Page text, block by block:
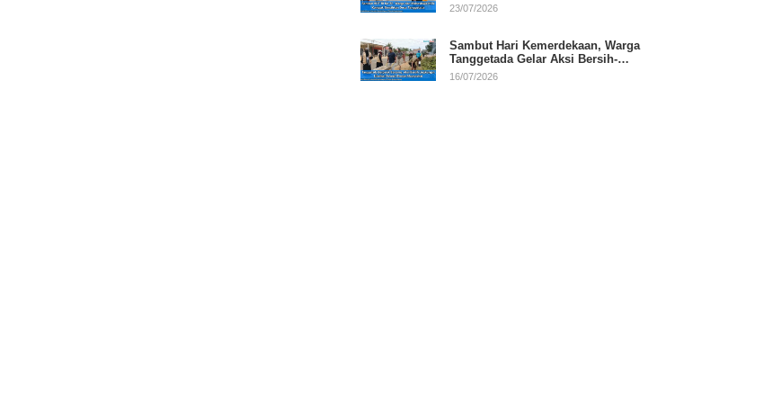
RI
23/07/2026
Sambut Hari Kemerdekaan, Warga
Tanggetada Gelar Aksi Bersih-
Bersih Desa
16/07/2026